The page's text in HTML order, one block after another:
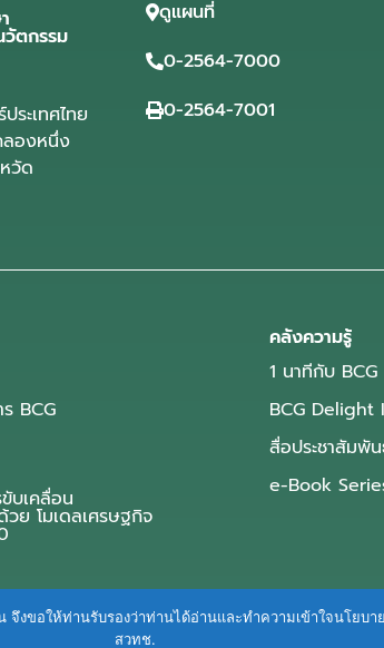
วัตกรรม
ระเทศไทย
องหนึ่ง
วัด
ดูแผนที่
0-2564-7000
0-2564-7001
BCG
บเคลื่อน
ย โมเดลเศรษฐกิจ
คลังความรู้
1 นาทีกับ BCG
BCG
สื่อประชาสัมพั
e-Book
จึงขอให้ท่านรับรองว่าท่านได้อ่านและทำความเข้าใจนโ
สวทช.